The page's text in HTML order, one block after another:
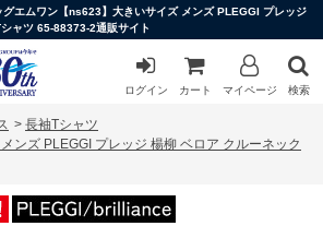
エムワン【ns623】大きいサイズ メンズ PLEGGI プレッジ
ャツ 65-88373-2通販サイト
ログイン カート マイページ 検索
> 長袖Tシャツ
ンズ PLEGGI プレッジ 楊柳 ベロア クルーネック